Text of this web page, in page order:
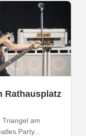
Rathausplatz
am
Party...